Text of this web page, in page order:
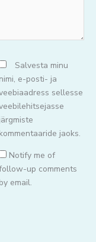
Salvesta minu
nimi, e-posti- ja
sellesse
järgmiste
kommentaaride jaoks.
Notify me of
up comments
by email.